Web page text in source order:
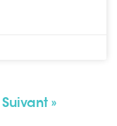
Suivant »